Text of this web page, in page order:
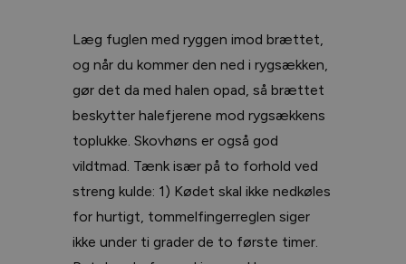
Læg fuglen med ryggen imod brættet,
og når du kommer den ned i rygsækken,
gør det da med halen opad, så brættet
beskytter halefjerene mod rygsækkens
toplukke. Skovhøns er også god
vildtmad. Tænk især på to forhold ved
streng kulde: 1) Kødet skal ikke nedkøles
for hurtigt, tommelfingerreglen siger
ikke under ti grader de to første timer.